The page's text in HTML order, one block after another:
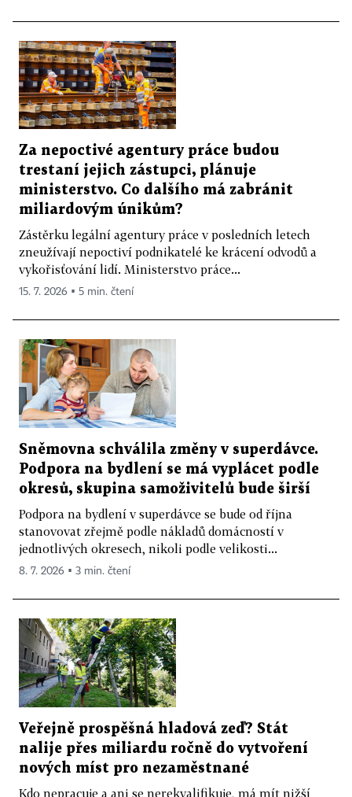
Za nepoctivé agentury práce budou
trestaní jejich zástupci, plánuje
ministerstvo. Co dalšího má zabránit
miliardovým únikům?
Zástěrku legální agentury práce v posledních letech
zneužívají nepoctiví podnikatelé ke krácení odvodů a
vykořisťování lidí. Ministerstvo práce...
15. 7. 2026 ▪ 5 min. čtení
Sněmovna schválila změny v superdávce.
Podpora na bydlení se má vyplácet podle
okresů, skupina samoživitelů bude širší
Podpora na bydlení v superdávce se bude od října
stanovovat zřejmě podle nákladů domácností v
jednotlivých okresech, nikoli podle velikosti...
8. 7. 2026 ▪ 3 min. čtení
Veřejně prospěšná hladová zeď? Stát
nalije přes miliardu ročně do vytvoření
nových míst pro nezaměstnané
Kdo nepracuje a ani se nerekvalifikuje, má mít nižší